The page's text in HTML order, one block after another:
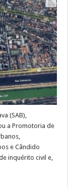
(SAB),
a Promotoria de
e Cândido
inquérito civil e,